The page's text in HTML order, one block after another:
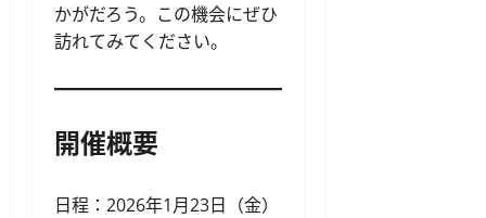
かがだろう。この機会にぜひ
訪れてみてください。
開催概要
日程：2026年1月23日（金）